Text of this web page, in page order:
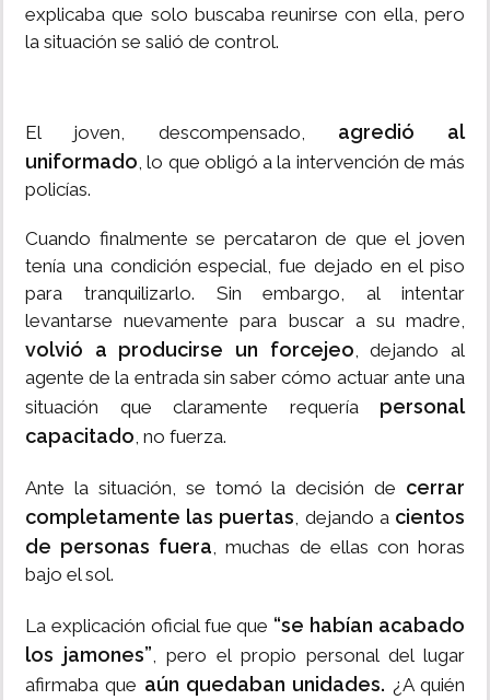
explicaba que solo buscaba reunirse con ella, pero
la situación se salió de control.
El joven, descompensado, agredió al
uniformado, lo que obligó a la intervención de más
policías.
Cuando finalmente se percataron de que el joven
tenía una condición especial, fue dejado en el piso
para tranquilizarlo. Sin embargo, al intentar
levantarse nuevamente para buscar a su madre,
volvió a producirse un forcejeo, dejando al
agente de la entrada sin saber cómo actuar ante una
situación que claramente requería personal
capacitado, no fuerza.
Ante la situación, se tomó la decisión de cerrar
completamente las puertas, dejando a cientos
de personas fuera, muchas de ellas con horas
bajo el sol.
La explicación oficial fue que “se habían acabado
los jamones”, pero el propio personal del lugar
afirmaba que aún quedaban unidades. ¿A quién